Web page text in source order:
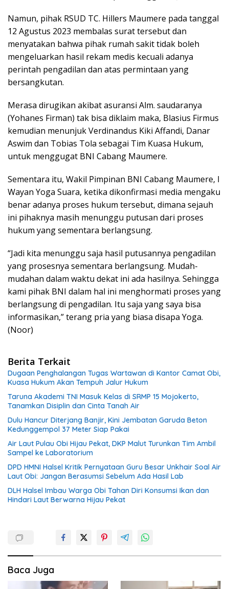
Namun, pihak RSUD TC. Hillers Maumere pada tanggal
12 Agustus 2023 membalas surat tersebut dan
menyatakan bahwa pihak rumah sakit tidak boleh
mengeluarkan hasil rekam medis kecuali adanya
perintah pengadilan dan atas permintaan yang
bersangkutan.
Merasa dirugikan akibat asuransi Alm. saudaranya
(Yohanes Firman) tak bisa diklaim maka, Blasius Firmus
kemudian menunjuk Verdinandus Kiki Affandi, Danar
Aswim dan Tobias Tola sebagai Tim Kuasa Hukum,
untuk menggugat BNI Cabang Maumere.
Sementara itu, Wakil Pimpinan BNI Cabang Maumere, I
Wayan Yoga Suara, ketika dikonfirmasi media mengaku
benar adanya proses hukum tersebut, dimana sejauh
ini pihaknya masih menunggu putusan dari proses
hukum yang sementara berlangsung.
“Jadi kita menunggu saja hasil putusannya pengadilan
yang prosesnya sementara berlangsung. Mudah-
mudahan dalam waktu dekat ini ada hasilnya. Sehingga
kami pihak BNI dalam hal ini menghormati proses yang
berlangsung di pengadilan. Itu saja yang saya bisa
informasikan,” terang pria yang biasa disapa Yoga.
(Noor)
Berita Terkait
Dugaan Penghalangan Tugas Wartawan di Kantor Camat Obi,
Kuasa Hukum Akan Tempuh Jalur Hukum
Taruna Akademi TNI Masuk Kelas di SRMP 15 Mojokerto,
Tanamkan Disiplin dan Cinta Tanah Air
Dulu Hancur Diterjang Banjir, Kini Jembatan Garuda Beton
Kedunggempol 37 Meter Siap Pakai
Air Laut Pulau Obi Hijau Pekat, DKP Malut Turunkan Tim Ambil
Sampel ke Laboratorium
DPD HMNI Halsel Kritik Pernyataan Guru Besar Unkhair Soal Air
Laut Obi: Jangan Berasumsi Sebelum Ada Hasil Lab
DLH Halsel Imbau Warga Obi Tahan Diri Konsumsi Ikan dan
Hindari Laut Berwarna Hijau Pekat
Baca Juga